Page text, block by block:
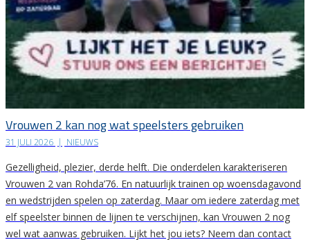
Vrouwen 2 kan nog wat speelsters gebruiken
31 JULI 2026 | NIEUWS
Gezelligheid, plezier, derde helft. Die onderdelen karakteriseren
Vrouwen 2 van Rohda’76. En natuurlijk trainen op woensdagavond
en wedstrijden spelen op zaterdag. Maar om iedere zaterdag met
elf speelster binnen de lijnen te verschijnen, kan Vrouwen 2 nog
wel wat aanwas gebruiken. Lijkt het jou iets? Neem dan contact